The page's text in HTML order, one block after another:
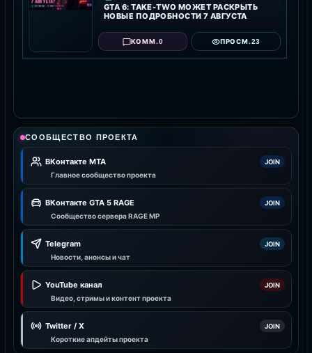
GTA 6: TAKE-TWO МОЖЕТ РАСКРЫТЬ
НОВЫЕ ПОДРОБНОСТИ 7 АВГУСТА
КОММ.0 ПРОСМ.23
СООБЩЕСТВО ПРОЕКТА
ВКонтакте MTA JOIN
Главное сообщество проекта
ВКонтакте GTA 5 RAGE JOIN
Сообщество сервера RAGE MP
Telegram JOIN
Новости, анонсы и чат
YouTube канал JOIN
Видео, стримы и контент проекта
Twitter / X JOIN
Короткие апдейты проекта